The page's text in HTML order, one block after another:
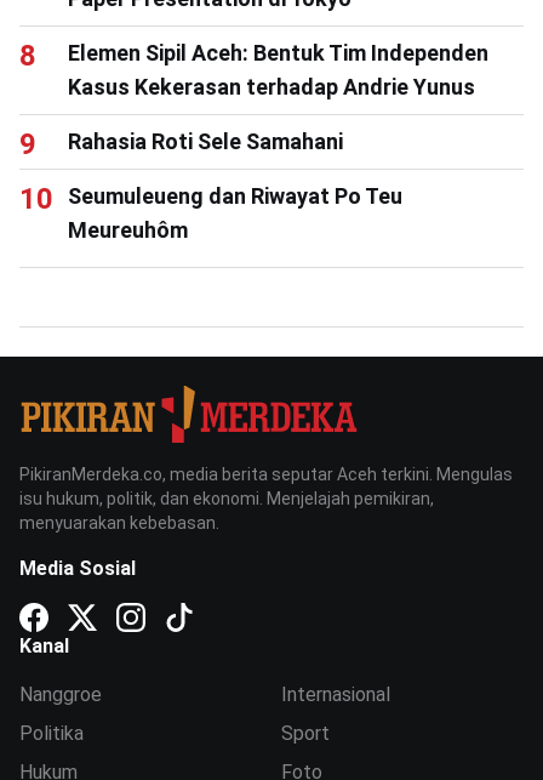
Elemen Sipil Aceh: Bentuk Tim Independen
Kasus Kekerasan terhadap Andrie Yunus
Rahasia Roti Sele Samahani
Seumuleueng dan Riwayat Po Teu
Meureuhôm
PikiranMerdeka.co, media berita seputar Aceh terkini. Mengulas
isu hukum, politik, dan ekonomi. Menjelajah pemikiran,
menyuarakan kebebasan.
Media Sosial
Kanal
Nanggroe
Politika
Hukum
Internasional
Sport
Foto